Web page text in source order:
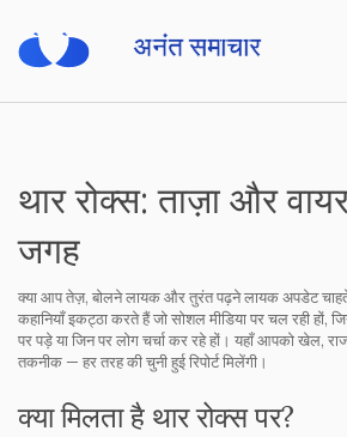
थार रोक्स: ताज़ा और
जगह
क्या आप तेज़, बोलने लायक और तुरंत पढ़ने लायक अपडेट चाहते
कहानियाँ इकट्ठा करते हैं जो सोशल मीडिया पर चल रही हों,
पर पड़े या जिन पर लोग चर्चा कर रहे हों। यहाँ आपको खेल,
तकनीक — हर तरह की चुनी हुई रिपोर्ट मिलेंगी।
क्या मिलता है थार रोक्स पर?